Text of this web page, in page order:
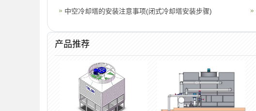
中空冷却塔的安装注意事项(闭式冷却塔安装步骤)
产品推荐